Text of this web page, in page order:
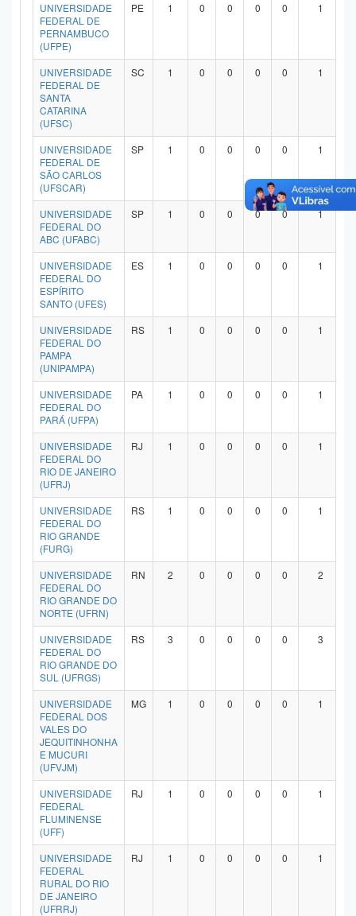
UNIVERSIDADE
FEDERAL DE
PERNAMBUCO
(UFPE)
PE 1 0 0 0 0 1
UNIVERSIDADE
FEDERAL DE
SANTA
CATARINA
(UFSC)
SC 1 0 0 0 0 1
UNIVERSIDADE
FEDERAL DE
SÃO CARLOS
(UFSCAR)
SP 1 0 0 0 0 1
UNIVERSIDADE
FEDERAL DO
ABC (UFABC)
SP 1 0 0 0 0 1
UNIVERSIDADE
FEDERAL DO
ESPÍRITO
SANTO (UFES)
ES 1 0 0 0 0 1
UNIVERSIDADE
FEDERAL DO
PAMPA
(UNIPAMPA)
RS 1 0 0 0 0 1
UNIVERSIDADE
FEDERAL DO
PARÁ (UFPA)
PA 1 0 0 0 0 1
UNIVERSIDADE
FEDERAL DO
RIO DE JANEIRO
(UFRJ)
RJ 1 0 0 0 0 1
UNIVERSIDADE
FEDERAL DO
RIO GRANDE
(FURG)
RS 1 0 0 0 0 1
UNIVERSIDADE
FEDERAL DO
RIO GRANDE DO
NORTE (UFRN)
RN 2 0 0 0 0 2
UNIVERSIDADE
FEDERAL DO
RIO GRANDE DO
SUL (UFRGS)
RS 3 0 0 0 0 3
UNIVERSIDADE
FEDERAL DOS
VALES DO
JEQUITINHONHA
E MUCURI
(UFVJM)
MG 1 0 0 0 0 1
UNIVERSIDADE
FEDERAL
FLUMINENSE
(UFF)
RJ 1 0 0 0 0 1
UNIVERSIDADE
FEDERAL
RURAL DO RIO
DE JANEIRO
(UFRRJ)
RJ 1 0 0 0 0 1